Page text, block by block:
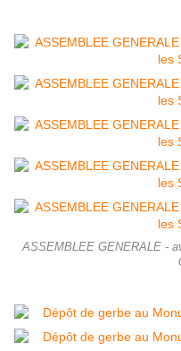
ASSEMBLEE GENERALE -